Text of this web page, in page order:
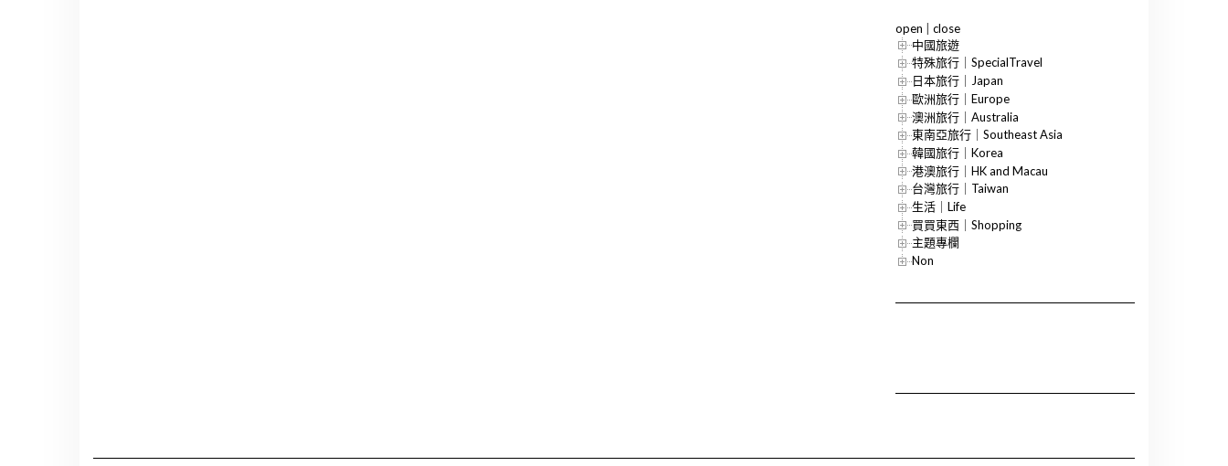
open
close
中國旅遊
特殊旅行｜SpecialTravel
日本旅行｜Japan
歐洲旅行｜Europe
澳洲旅行｜Australia
東南亞旅行｜Southeast Asia
韓國旅行｜Korea
港澳旅行｜HK and Macau
台灣旅行｜Taiwan
生活｜Life
買買東西｜Shopping
主題專欄
Non